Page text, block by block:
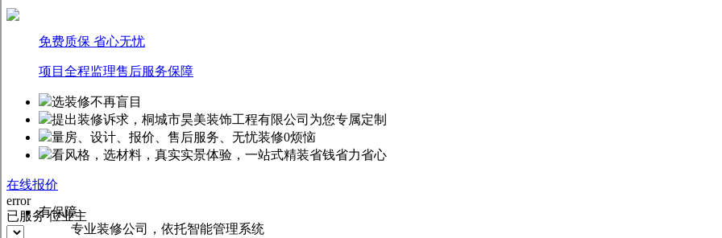
免费质保 省心无忧
项目全程监理售后服务保障
选装修不再盲目
提出装修诉求，桐城市昊美装饰工程有限公司为您专属定制
量房、设计、报价、售后服务、无忧装修0烦恼
看风格，选材料，真实实景体验，一站式精装省钱省力省心
在线报价
error
已服务位业主
有保障
专业装修公司，依托智能管理系统